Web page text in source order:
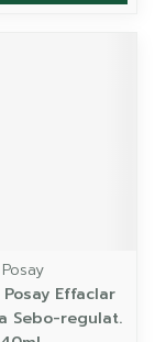
Posay Effaclar
Sebo-regulat.